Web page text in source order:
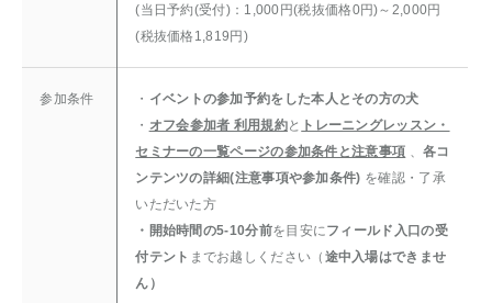
(当日予約(受付)：1,000円(税抜価格0円)～2,000円
(税抜価格1,819円)
参加条件 ・ イベントの参加予約をした本人とその方の犬
・ オフ会参加者 利用規約と トレーニングレッスン・
セミナーの一覧ページの参加条件と注意事項 、 各コ
ンテンツの詳細(注意事項や参加条件) を確認・了承
いただいた方
・開始時間の5-10分前を目安にフィールド入口の受
付テント までお越しください（ 途中入場はできませ
ん）